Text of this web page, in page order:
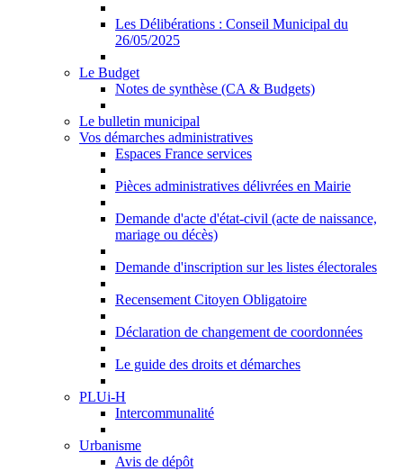
Les Délibérations : Conseil Municipal du
26/05/2025
Le Budget
Notes de synthèse (CA & Budgets)
Le bulletin municipal
Vos démarches administratives
Espaces France services
Pièces administratives délivrées en Mairie
Demande d'acte d'état-civil (acte de naissance,
mariage ou décès)
Demande d'inscription sur les listes électorales
Recensement Citoyen Obligatoire
Déclaration de changement de coordonnées
Le guide des droits et démarches
PLUi-H
Intercommunalité
Urbanisme
Avis de dépôt